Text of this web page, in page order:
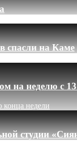
спасли на Каме
на неделю с
конца недели
студии